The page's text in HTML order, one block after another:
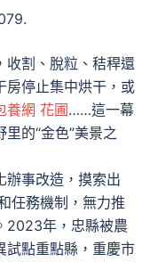
收割、脫粒、秸稈還
房停止集中烘干，或
養網 花圃……這一幕
的“金色”美景之
事改造，摸索出
任務機制，無力推
2023年，忠縣被農
試點重點縣，重慶市